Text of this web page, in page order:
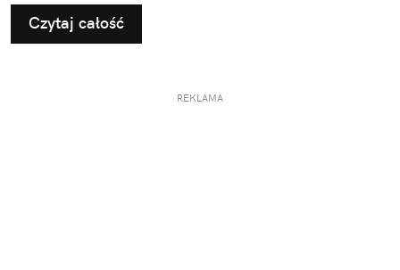
Czytaj całość
REKLAMA